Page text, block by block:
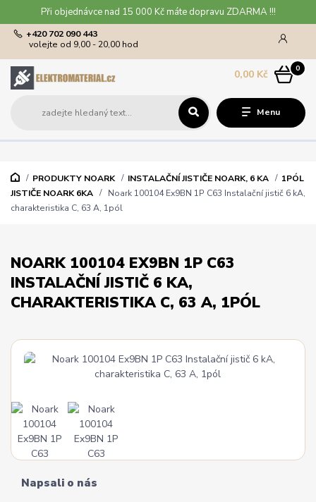
Při objednávce nad 15 000 Kč máte dopravu ZDARMA !!!
Menu
+420 702 090 443
volejte od 9,00 - 20,00 hod
0
0,00 Kč
PRODUKTY NOARK INSTALAČNÍ JISTIČE NOARK, 6 KA
1PÓL
JISTIČE NOARK 6KA
Noark 100104 Ex9BN 1P C63 Instalační jistič 6 kA,
charakteristika C, 63 A, 1pól
NOARK 100104 EX9BN 1P C63
INSTALAČNÍ JISTIČ 6 KA,
CHARAKTERISTIKA C, 63 A, 1PÓL
Napsali o nás